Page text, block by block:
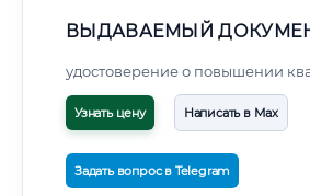
ВЫДАВАЕМЫЙ
удостоверение о повышении
Узнать цену Написать в Max
Задать вопрос в Telegram